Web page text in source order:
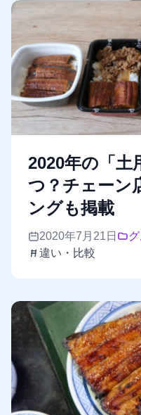
2020年の「土
つ？チェーン
ングも掲載
2020年7月21日
違い・比較